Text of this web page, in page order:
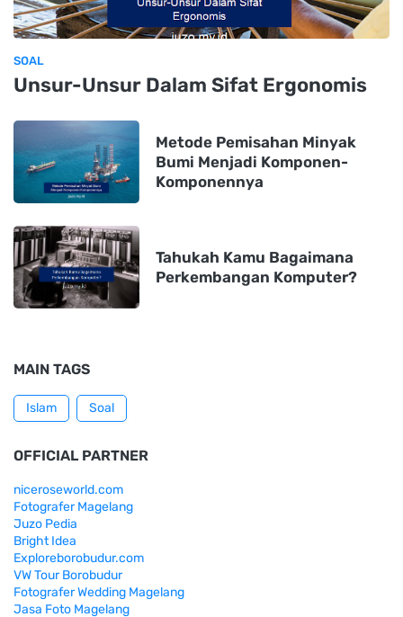
SOAL
Unsur-Unsur Dalam Sifat Ergonomis
Metode Pemisahan Minyak
Bumi Menjadi Komponen-
Komponennya
Tahukah Kamu Bagaimana
Perkembangan Komputer?
MAIN TAGS
Islam Soal
OFFICIAL PARTNER
niceroseworld.com
Fotografer Magelang
Juzo Pedia
Bright Idea
Exploreborobudur.com
VW Tour Borobudur
Fotografer Wedding Magelang
Jasa Foto Magelang